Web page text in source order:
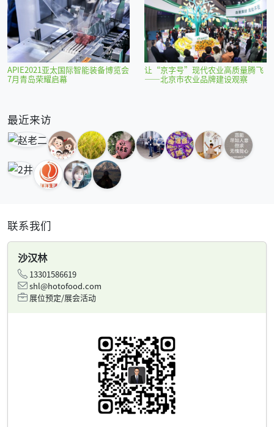
APIE2021亚太国际智能装备博览会
7月青岛荣耀启幕
让“京字号”现代农业高质量腾飞
——北京市农业品牌建设观察
最近来访
联系我们
沙汉林
13301586619
shl@hotofood.com
展位预定/展会活动